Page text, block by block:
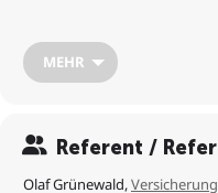
Geschäftsführung?
Kann ich diese
MEHR
Referent /
Olaf Grünewald,